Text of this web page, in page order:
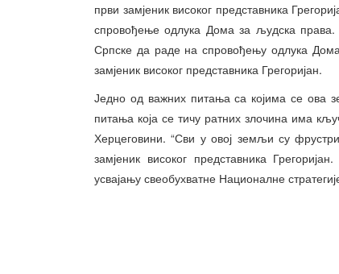
први замјеник високог представника
спровођење одлука Дома за људска
Српске да раде на спровођењу одлука
замјеник високог представника Грегоријан.
Једно од важних питања са којима се ова
питања која се тичу ратних злочина има
Херцеговини. “Сви у овој земљи су
замјеник високог представника
усвајању свеобухватне Националне